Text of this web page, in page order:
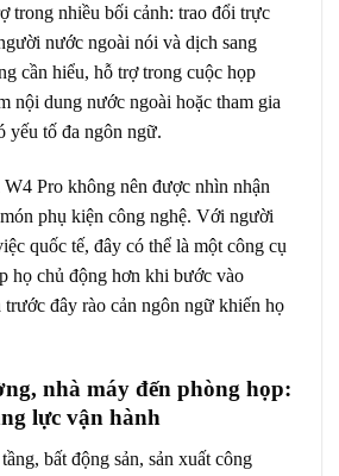
trong nhiều bối cảnh: trao đổi trực
nước ngoài nói và dịch sang
cần hiểu, hỗ trợ trong cuộc họp
nội dung nước ngoài hoặc tham gia
yếu tố đa ngôn ngữ.
Pro không nên được nhìn nhận
phụ kiện công nghệ. Với người
quốc tế, đây có thể là một công cụ
họ chủ động hơn khi bước vào
trước đây rào cản ngôn ngữ khiến họ
nhà máy đến phòng họp:
lực vận hành
bất động sản, sản xuất công